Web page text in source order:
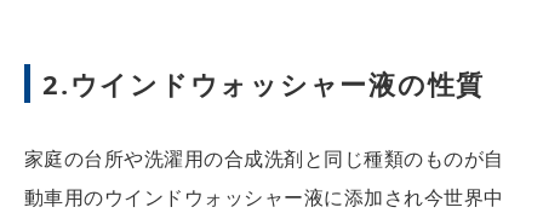
2.ウインドウォッシャー液の性質
家庭の台所や洗濯用の合成洗剤と同じ種類のものが自
動車用のウインドウォッシャー液に添加され今世界中